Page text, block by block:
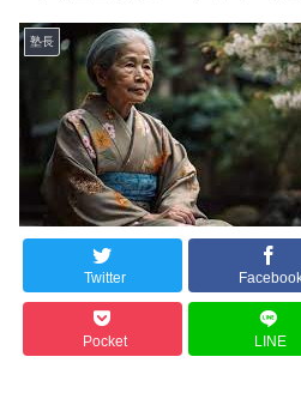
塾長
Twitter
Pocket LINE